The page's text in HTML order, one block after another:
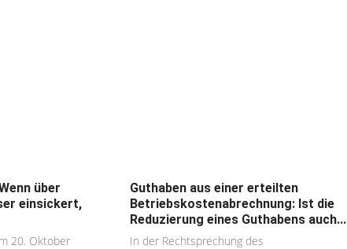
über
einsickert,
20. Oktober
Guthaben aus einer erteilten
Betriebskostenabrechnung: Ist die
Reduzierung eines Guthabens auch...
In der Rechtsprechung des